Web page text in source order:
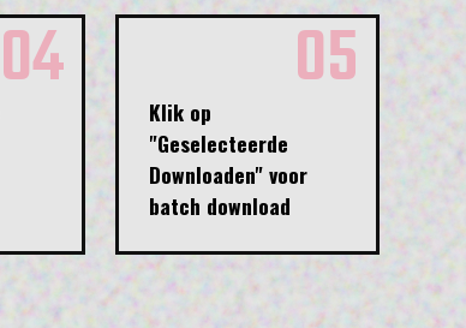
04 05
Klik op
"Geselecteerde
Downloaden" voor
batch download